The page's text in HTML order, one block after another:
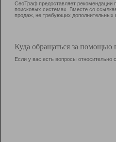
СеоТраф предоставляет рекомендации
поисковых системах. Вместе со
продаж, не требующих дополнительных
Куда обращаться за помощью
Если у вас есть вопросы